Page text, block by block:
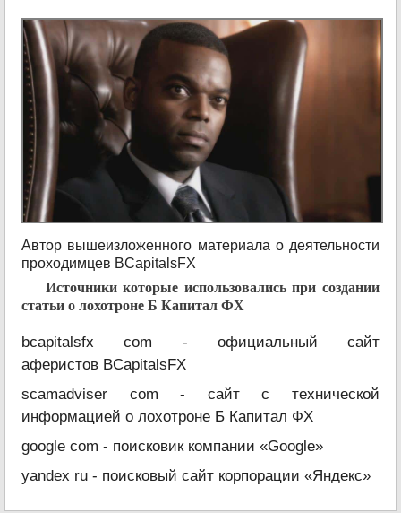
Автор вышеизложенного материала о деятельности
проходимцев BCapitalsFX
Источники которые использовались при создании
статьи о лохотроне Б Капитал ФХ
bcapitalsfx com - официальный сайт
аферистов BCapitalsFX
scamadviser com - сайт с технической
информацией о лохотроне Б Капитал ФХ
google com - поисковик компании «Google»
yandex ru - поисковый сайт корпорации «Яндекс»